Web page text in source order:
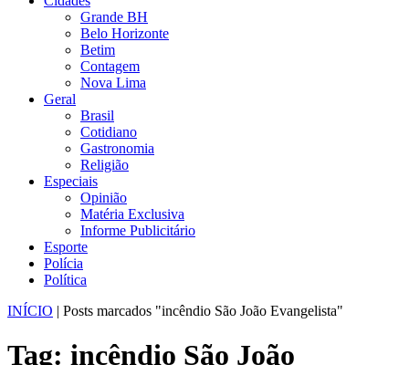
Grande BH
Belo Horizonte
Betim
Contagem
Nova Lima
Geral
Brasil
Cotidiano
Gastronomia
Religião
Especiais
Opinião
Matéria Exclusiva
Informe Publicitário
Esporte
Polícia
Política
INÍCIO | Posts marcados "incêndio São João Evangelista"
Tag: incêndio São João